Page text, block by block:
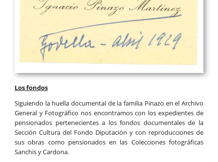
Los fondos
Siguiendo la huella documental de la familia Pinazo en el Archivo
General y Fotográfico nos encontramos con los expedientes de
pensionados pertenecientes a los fondos documentales de la
Sección Cultura del Fondo Diputación y con reproducciones de
sus obras como pensionados en las Colecciones fotográficas
Sanchis y Cardona.